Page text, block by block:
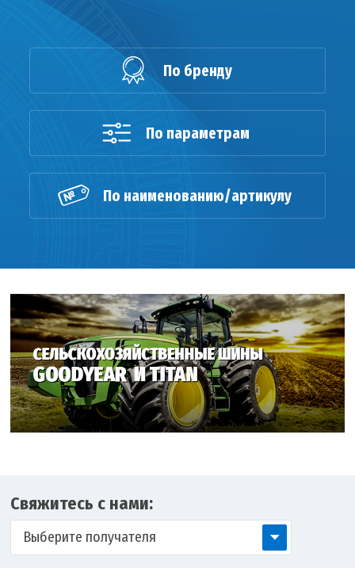
По бренду
По параметрам
По наименованию/артикулу
Свяжитесь с нами:
Выберите получателя